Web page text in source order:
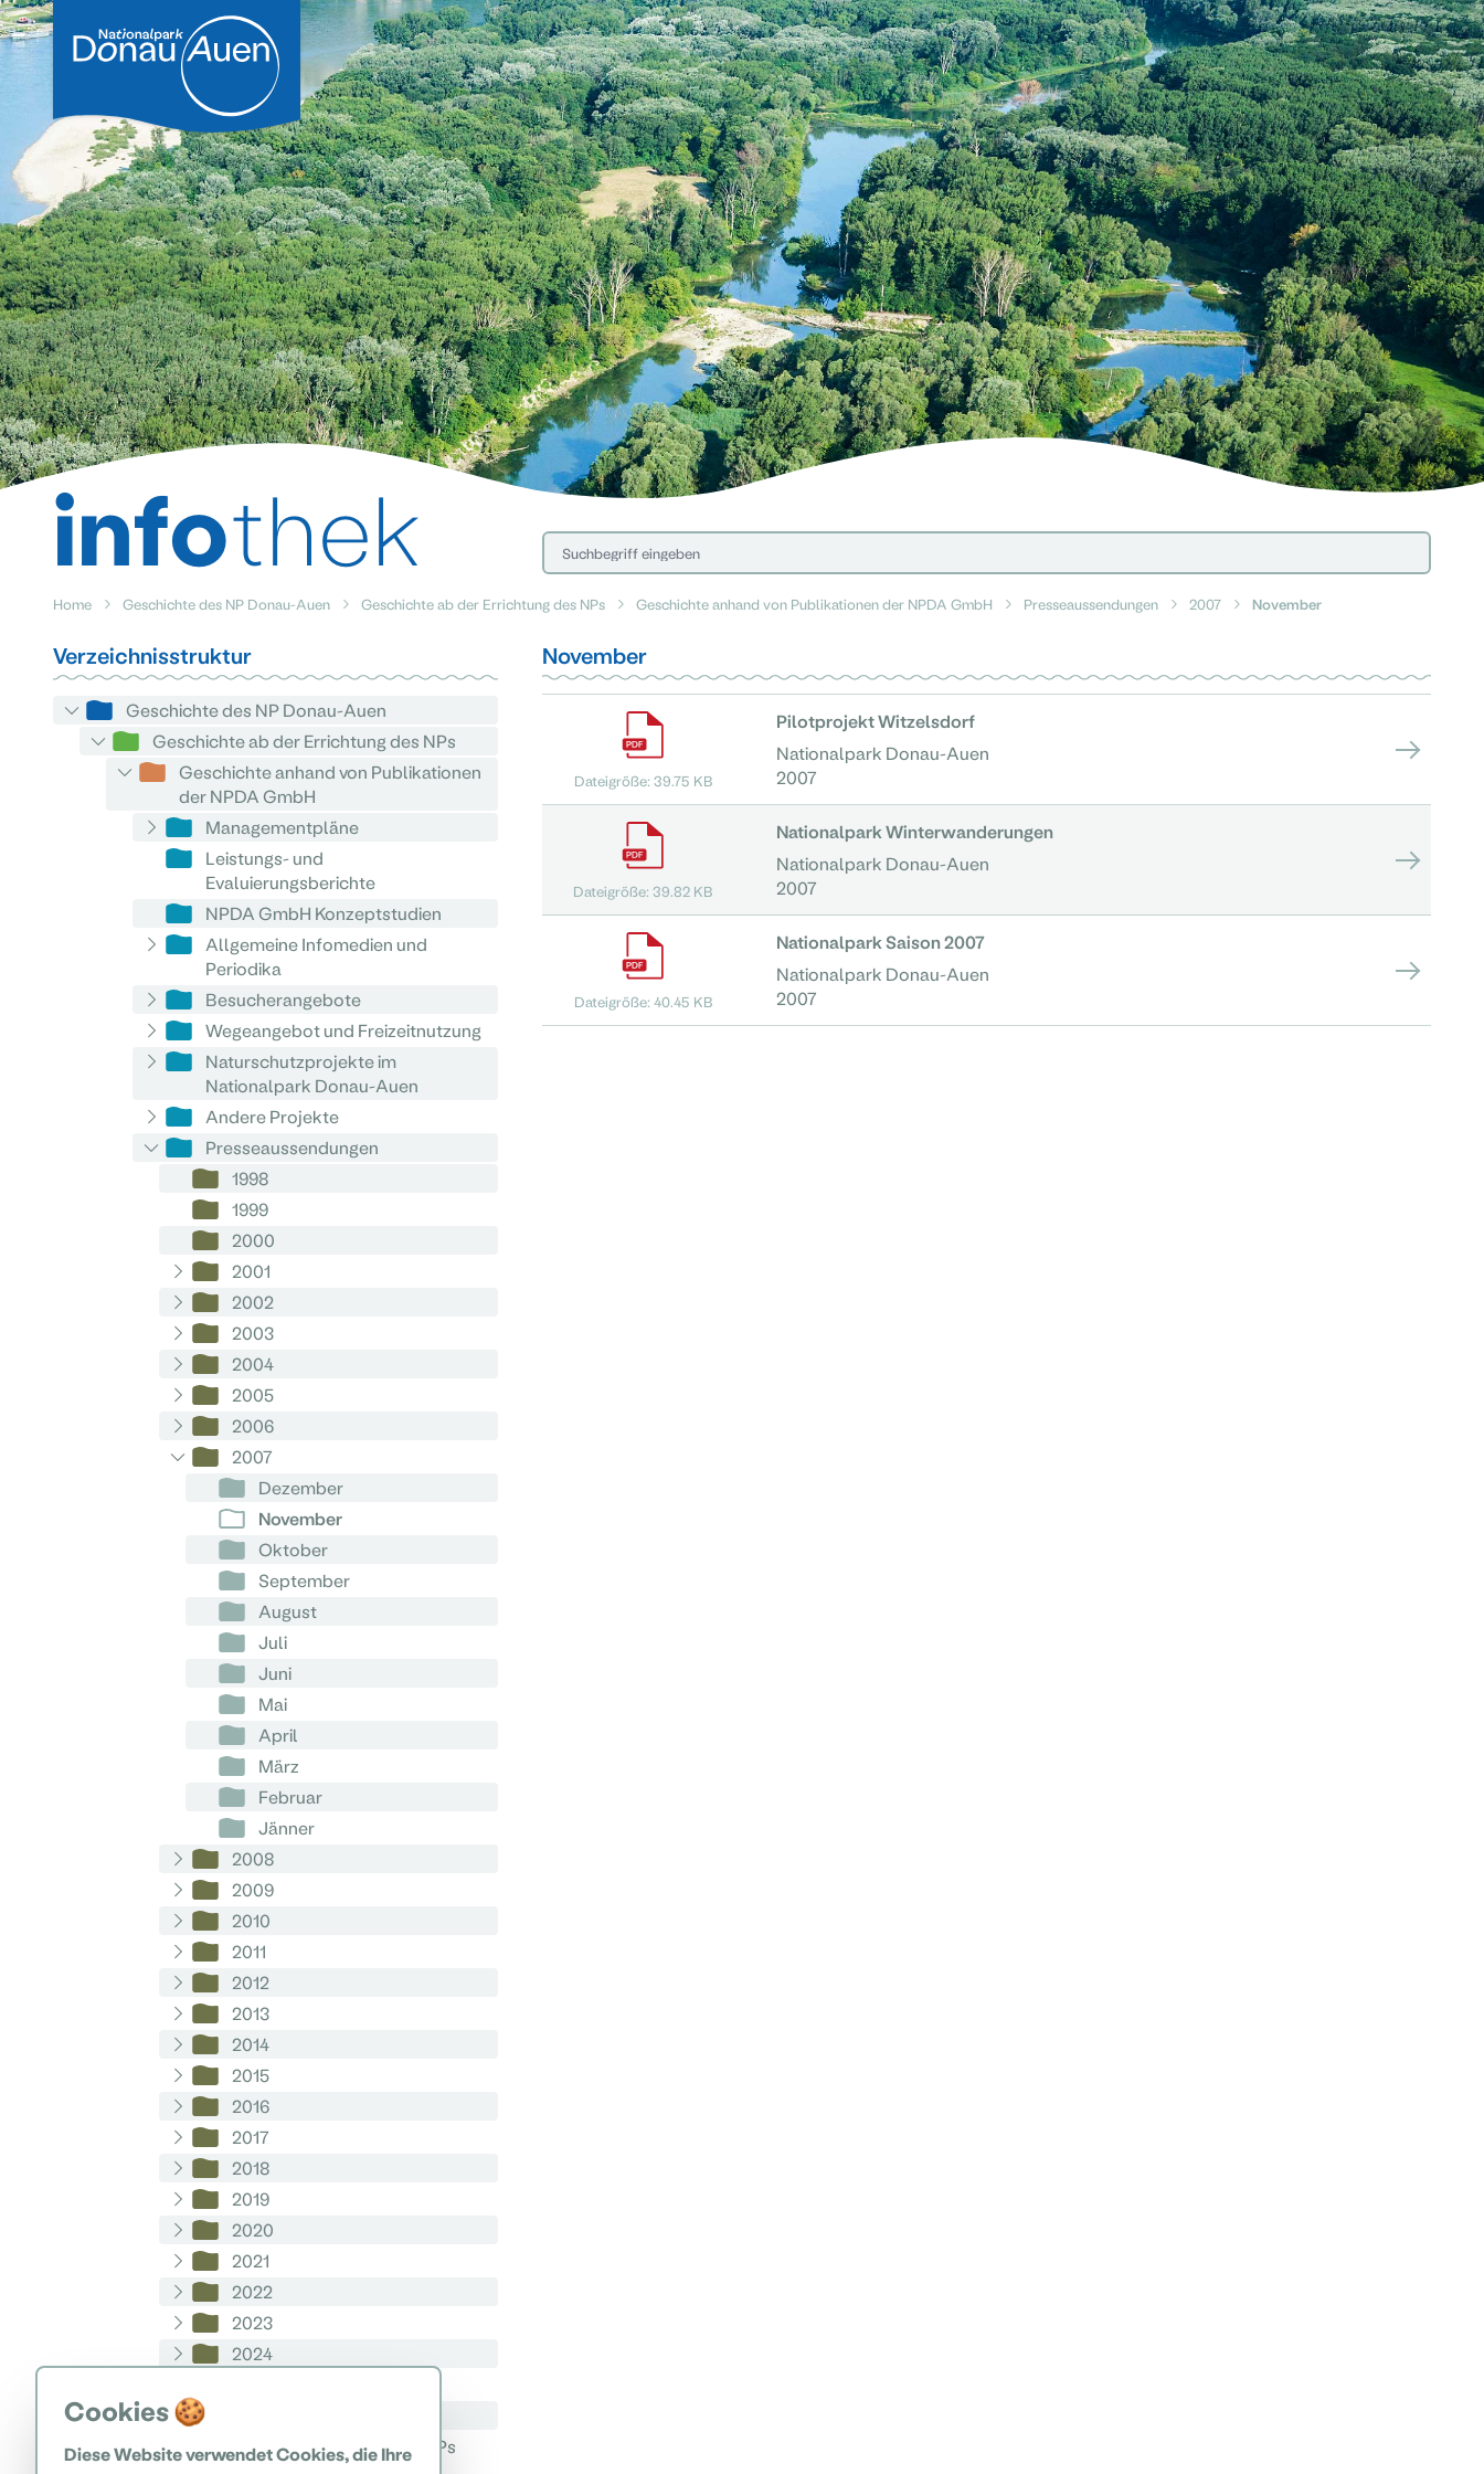
Cookies 🍪
Diese Website verwendet Cookies, die Ihre
infothek
Home Geschichte des NP Donau-Auen Geschichte ab der Errichtung des NPs Geschichte anhand von Publikationen der NPDA GmbH Presseaussendungen 2007 November
Verzeichnisstruktur
Geschichte des NP Donau-Auen
Geschichte ab der Errichtung des NPs
Geschichte anhand von Publikationen
der NPDA GmbH
Managementpläne
Leistungs- und
Evaluierungsberichte
NPDA GmbH Konzeptstudien
Allgemeine Infomedien und
Periodika
Besucherangebote
Wegeangebot und Freizeitnutzung
Naturschutzprojekte im
Nationalpark Donau-Auen
Andere Projekte
Presseaussendungen
1998
1999
2000
2001
2002
2003
2004
2005
2006
2007
Dezember
November
Oktober
September
August
Juli
Juni
Mai
April
März
Februar
Jänner
2008
2009
2010
2011
2012
2013
2014
2015
2016
2017
2018
2019
2020
2021
2022
2023
2024
Geschichte bis zur Errichtung des NPs
November
Dateigröße: 39.75 KB
Pilotprojekt Witzelsdorf
Nationalpark Donau-Auen
2007
Dateigröße: 39.82 KB
Nationalpark Winterwanderungen
Nationalpark Donau-Auen
2007
Dateigröße: 40.45 KB
Nationalpark Saison 2007
Nationalpark Donau-Auen
2007